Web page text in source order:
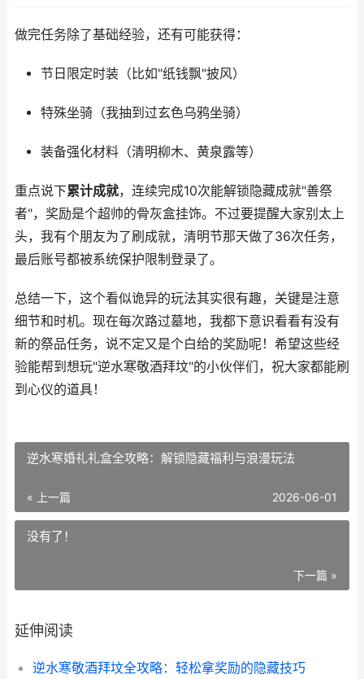
做完任务除了基础经验，还有可能获得：
节日限定时装（比如"纸钱飘"披风）
特殊坐骑（我抽到过玄色乌鸦坐骑）
装备强化材料（清明柳木、黄泉露等）
重点说下累计成就，连续完成10次能解锁隐藏成就"善祭
者"，奖励是个超帅的骨灰盒挂饰。不过要提醒大家别太上
头，我有个朋友为了刷成就，清明节那天做了36次任务，
最后账号都被系统保护限制登录了。
总结一下，这个看似诡异的玩法其实很有趣，关键是注意
细节和时机。现在每次路过墓地，我都下意识看看有没有
新的祭品任务，说不定又是个白给的奖励呢！希望这些经
验能帮到想玩"逆水寒敬酒拜坟"的小伙伴们，祝大家都能刷
到心仪的道具！
逆水寒婚礼礼盒全攻略：解锁隐藏福利与浪漫玩法
« 上一篇 2026-06-01
没有了！
下一篇 »
延伸阅读
逆水寒敬酒拜坟全攻略：轻松拿奖励的隐藏技巧